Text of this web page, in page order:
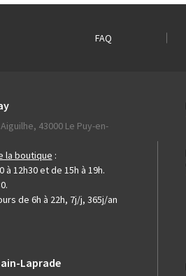
FAQ
43000 Le Puy-en-
la boutique :
12h30 et de 15h à 19h.
de 6h à 22h, 7j/j, 365j/an
Laprade